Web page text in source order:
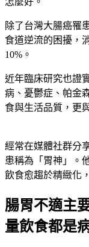
除了台灣大腸癌罹
食道逆流的困擾，
10%。
近年臨床研究也證
病、憂鬱症、帕金
食與生活品質，更
經常在媒體社群分
患稱為「胃神」。
飲食愈趨於精緻化
腸胃不適主
量飲食都是